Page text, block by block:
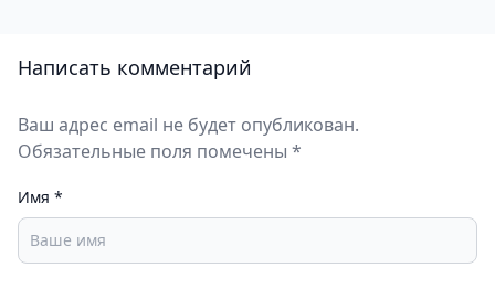
Написать комментарий
Ваш адрес email не будет опубликован.
Обязательные поля помечены *
Имя *